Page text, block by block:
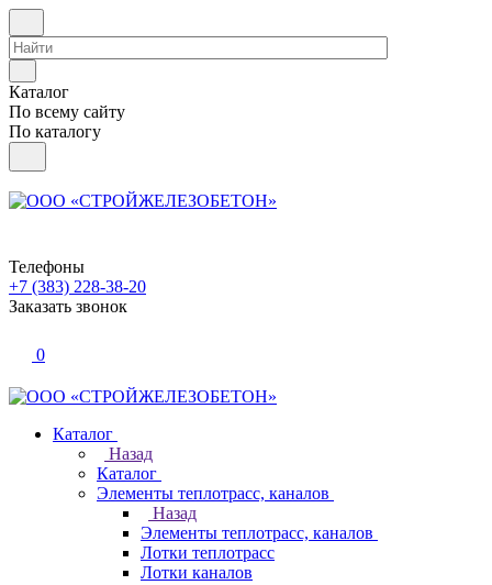
Каталог
По всему сайту
По каталогу
Телефоны
+7 (383) 228-38-20
Заказать звонок
0
Каталог
Назад
Каталог
Элементы теплотрасс, каналов
Назад
Элементы теплотрасс, каналов
Лотки теплотрасс
Лотки каналов